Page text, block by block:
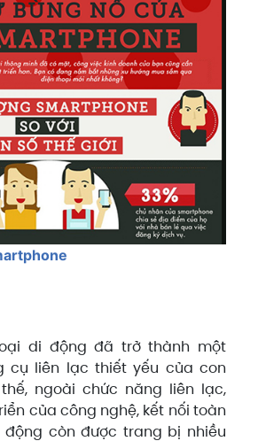
di động đã trở thành một
cụ liên lạc thiết yếu của con
ngoài chức năng liên lạc,
của công nghệ, kết nối toàn
còn được trang bị nhiều